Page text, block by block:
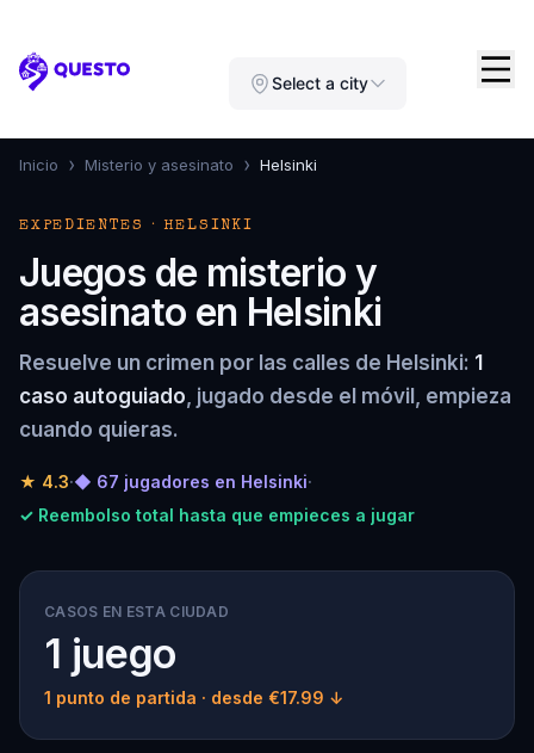
Questo Select a city
Inicio › Misterio y asesinato › Helsinki
EXPEDIENTES · HELSINKI
Juegos de misterio y
asesinato en Helsinki
Resuelve un crimen por las calles de Helsinki: 1
caso autoguiado, jugado desde el móvil, empieza
cuando quieras.
★ 4.3·◆ 67 jugadores en Helsinki·
✓ Reembolso total hasta que empieces a jugar
CASOS EN ESTA CIUDAD
1 juego
1 punto de partida · desde €17.99 ↓